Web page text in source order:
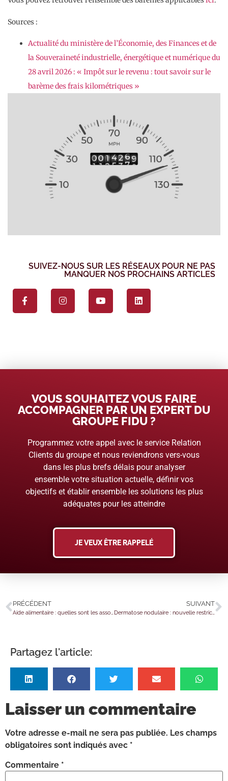
Sources :
Actualité du ministère de l’Économie, des Finances et de
la Souveraineté industrielle, énergétique et numérique du
28 avril 2026 : « Impôt sur le revenu : tout savoir sur le
barème des frais kilométriques »
SUIVEZ-NOUS SUR LES RÉSEAUX POUR NE PAS
MANQUER NOS PROCHAINS ARTICLES
VOUS SOUHAITEZ VOUS FAIRE
ACCOMPAGNER PAR UN EXPERT DU
GROUPE FIDU ?
Programmez votre appel avec le service Relation
Clients du groupe et nous reviendrons vers-vous
dans les plus brefs délais pour analyser
ensemble votre situation actuelle, définir vos
objectifs et établir ensemble les solutions les plus
adéquates pour les atteindre
JE VEUX ÊTRE RAPPELÉ
PRÉCÉDENT
Aide alimentaire : quelles sont les associations habilitées ?
SUIVANT
Dermatose nodulaire : nouvelle restriction de mouvements pour les animaux non-vaccinés
Partagez l'article:
Laisser un commentaire
Votre adresse e-mail ne sera pas publiée. Les champs
obligatoires sont indiqués avec *
Commentaire *